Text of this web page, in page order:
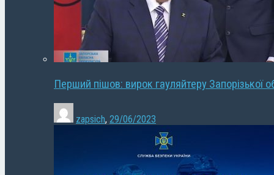
Перший пішов: вирок гауляйтеру Запорізької
zapsich, 29/06/2023